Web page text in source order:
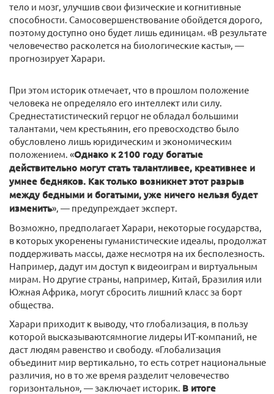
тело и мозг, улучшив свои физические и когнитивные
способности. Самосовершенствование обойдется дорого,
поэтому доступно оно будет лишь единицам. «В результате
человечество расколется на биологические касты», —
прогнозирует Харари.
При этом историк отмечает, что в прошлом положение
человека не определяло его интеллект или силу.
Среднестатистический герцог не обладал большими
талантами, чем крестьянин, его превосходство было
обусловлено лишь юридическим и экономическим
положением. «Однако к 2100 году богатые
действительно могут стать талантливее, креативнее и
умнее бедняков. Как только возникнет этот разрыв
между бедными и богатыми, уже ничего нельзя будет
изменить», — предупреждает эксперт.
Возможно, предполагает Харари, некоторые государства,
в которых укоренены гуманистические идеалы, продолжат
поддерживать массы, даже несмотря на их бесполезность.
Например, дадут им доступ к видеоиграм и виртуальным
мирам. Но другие страны, например, Китай, Бразилия или
Южная Африка, могут сбросить лишний класс за борт
общества.
Харари приходит к выводу, что глобализация, в пользу
которой высказываютсямногие лидеры ИТ-компаний, не
даст людям равенство и свободу. «Глобализация
объединит мир вертикально, то есть сотрет национальные
различия, но в то же время разделит человечество
горизонтально», — заключает историк. В итоге